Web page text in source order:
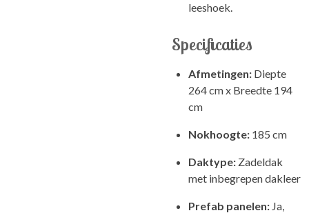
leeshoek.
Specificaties
Afmetingen: Diepte
264 cm x Breedte 194
cm
Nokhoogte: 185 cm
Daktype: Zadeldak
met inbegrepen dakleer
Prefab panelen: Ja,